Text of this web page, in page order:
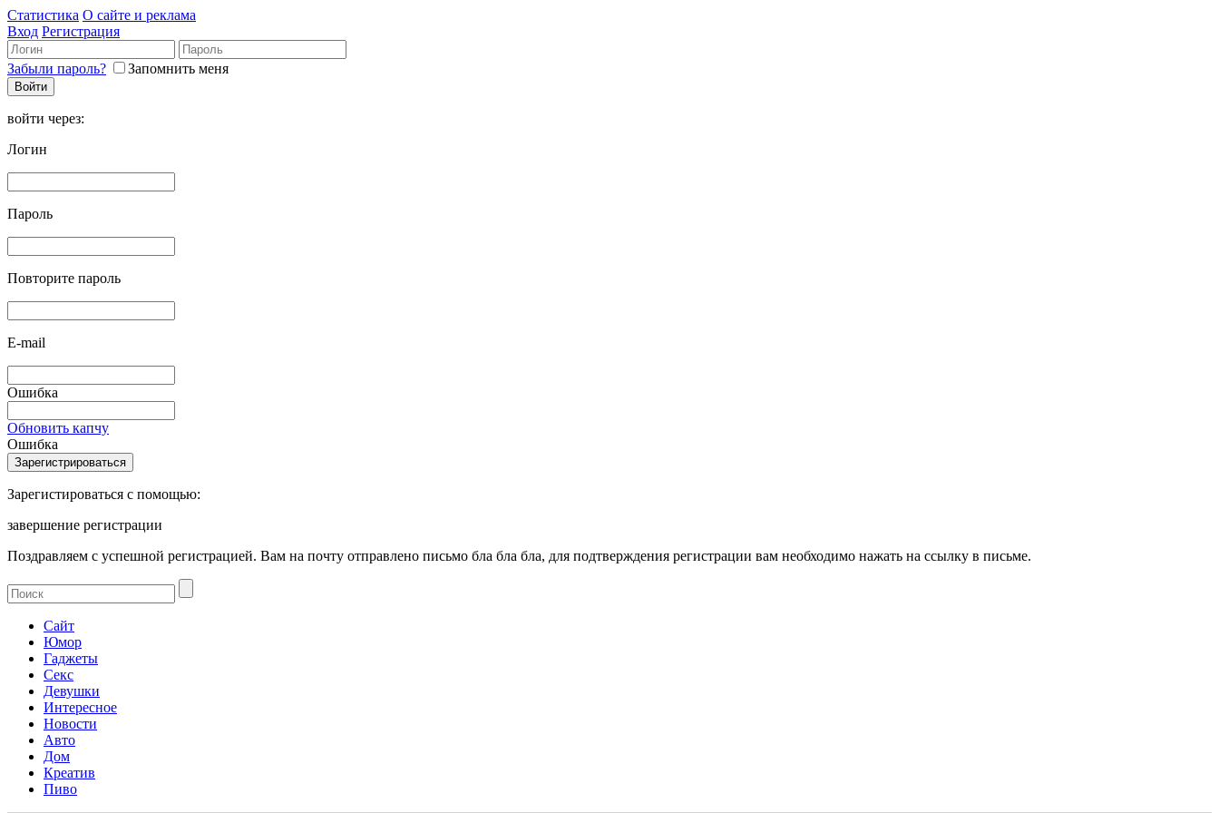
Статистика О сайте и реклама
Вход Регистрация
Забыли пароль? Запомнить меня
войти через:
Логин
Пароль
Повторите пароль
E-mail
Ошибка
Обновить капчу
Ошибка
Зарегистироваться с помощью:
завершение регистрации
Поздравляем с успешной регистрацией. Вам на почту отправлено письмо бла бла бла, для подтверждения регистрации вам необходимо нажать на ссылку в письме.
Сайт
Юмор
Гаджеты
Секс
Девушки
Интересное
Новости
Авто
Дом
Креатив
Пиво